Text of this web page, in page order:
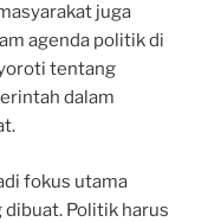
juga
agenda politik di
tentang
dalam
fokus utama
Politik harus